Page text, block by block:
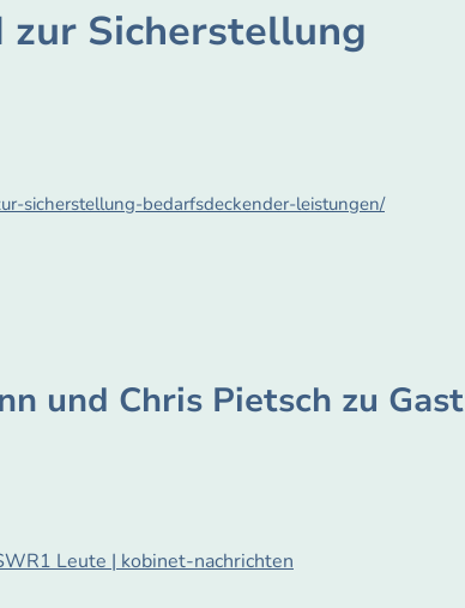
Sicherstellung
sicherstellung-bedarfsdeckender-leistungen/
und Chris Pietsch zu Gast
Leute | kobinet-nachrichten